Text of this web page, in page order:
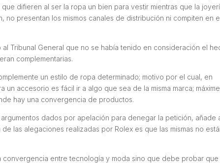
difieren al ser la ropa un bien para vestir mientras que la
no presentan los mismos canales de distribución ni compiten en
Tribunal General que no se había tenido en consideración el
complementarias.
un estilo de ropa determinado; motivo por el cual, en
accesorio es fácil ir a algo que sea de la misma marca; máxime
hay una convergencia de productos.
dados por apelación para denegar la petición, añade
las alegaciones realizadas por Rolex es que las mismas no
convergencia entre tecnología y moda sino que debe probar que